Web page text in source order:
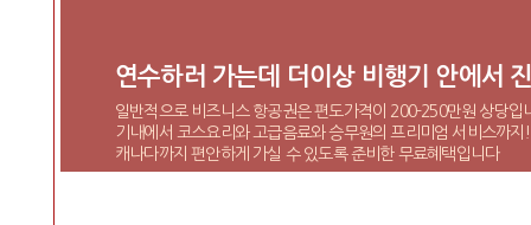
연수하러 가는데 더이상 비행기 안에서
일반적으로 비즈니스 항공권은 편도가격이 200-250만원 상당입
기내에서 코스요리와 고급음료와 승무원의 프리미엄 서비스까지
캐나다까지 편안하게 가실 수 있도록 준비한 무료혜택입니다